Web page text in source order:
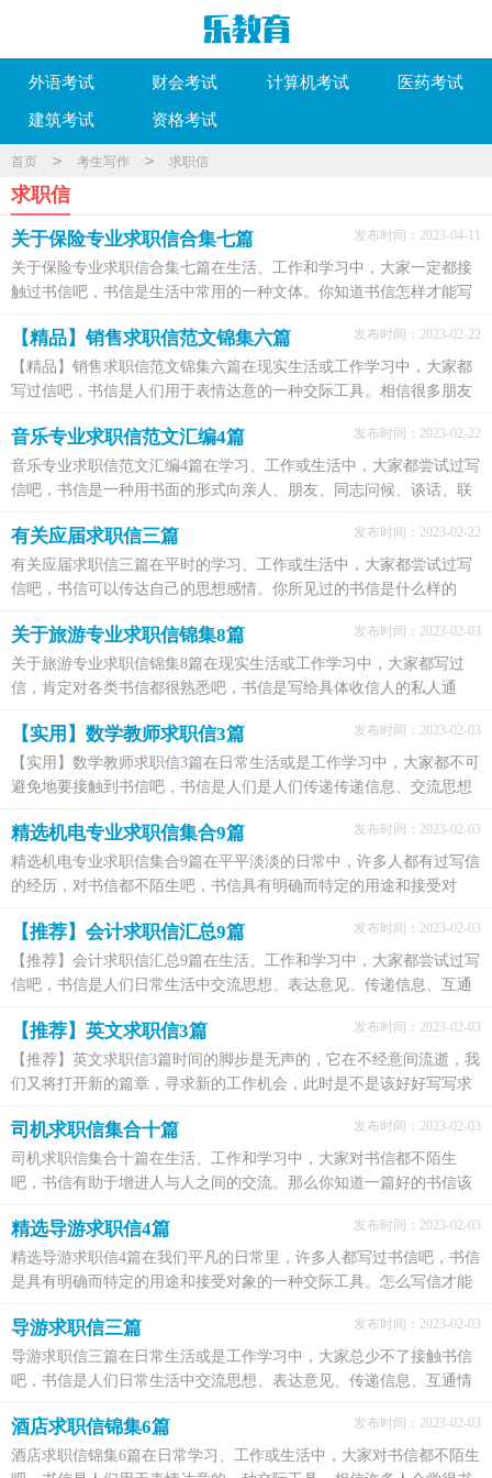
外语考试 财会考试 计算机考试 医药考试
建筑考试 资格考试
首页 > 考生写作 > 求职信
求职信
关于保险专业求职信合集七篇 发布时间：2023-04-11
关于保险专业求职信合集七篇在生活、工作和学习中，大家一定都接
触过书信吧，书信是生活中常用的一种文体。你知道书信怎样才能写
【精品】销售求职信范文锦集六篇 发布时间：2023-02-22
【精品】销售求职信范文锦集六篇在现实生活或工作学习中，大家都
写过信吧，书信是人们用于表情达意的一种交际工具。相信很多朋友
音乐专业求职信范文汇编4篇 发布时间：2023-02-22
音乐专业求职信范文汇编4篇在学习、工作或生活中，大家都尝试过写
信吧，书信是一种用书面的形式向亲人、朋友、同志问候、谈话、联
有关应届求职信三篇 发布时间：2023-02-22
有关应届求职信三篇在平时的学习、工作或生活中，大家都尝试过写
信吧，书信可以传达自己的思想感情。你所见过的书信是什么样的
关于旅游专业求职信锦集8篇 发布时间：2023-02-03
关于旅游专业求职信锦集8篇在现实生活或工作学习中，大家都写过
信，肯定对各类书信都很熟悉吧，书信是写给具体收信人的私人通
【实用】数学教师求职信3篇 发布时间：2023-02-03
【实用】数学教师求职信3篇在日常生活或是工作学习中，大家都不可
避免地要接触到书信吧，书信是人们是人们传递传递信息、交流思想
精选机电专业求职信集合9篇 发布时间：2023-02-03
精选机电专业求职信集合9篇在平平淡淡的日常中，许多人都有过写信
的经历，对书信都不陌生吧，书信具有明确而特定的用途和接受对
【推荐】会计求职信汇总9篇 发布时间：2023-02-03
【推荐】会计求职信汇总9篇在生活、工作和学习中，大家都尝试过写
信吧，书信是人们日常生活中交流思想、表达意见、传递信息、互通
【推荐】英文求职信3篇 发布时间：2023-02-03
【推荐】英文求职信3篇时间的脚步是无声的，它在不经意间流逝，我
们又将打开新的篇章，寻求新的工作机会，此时是不是该好好写写求
司机求职信集合十篇 发布时间：2023-02-03
司机求职信集合十篇在生活、工作和学习中，大家对书信都不陌生
吧，书信有助于增进人与人之间的交流。那么你知道一篇好的书信该
精选导游求职信4篇 发布时间：2023-02-03
精选导游求职信4篇在我们平凡的日常里，许多人都写过书信吧，书信
是具有明确而特定的用途和接受对象的一种交际工具。怎么写信才能
导游求职信三篇 发布时间：2023-02-03
导游求职信三篇在日常生活或是工作学习中，大家总少不了接触书信
吧，书信是人们日常生活中交流思想、表达意见、传递信息、互通情
酒店求职信锦集6篇 发布时间：2023-02-03
酒店求职信锦集6篇在日常学习、工作或生活中，大家对书信都不陌生